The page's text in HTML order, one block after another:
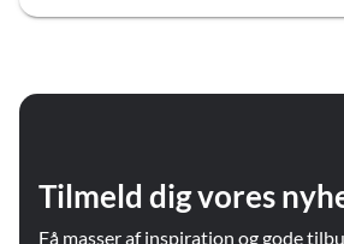
Tilmeld dig vores
Få masser af inspiration og gode